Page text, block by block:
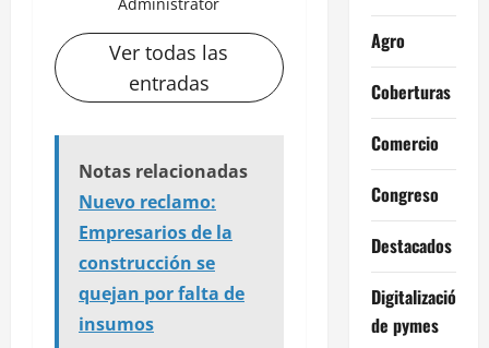
Ver todas las
entradas
Notas relacionadas
Nuevo reclamo:
Empresarios de la
construcción se
quejan por falta de
insumos
Agro
Coberturas
Comercio
Congreso
Destacados
Digitalización
de pymes